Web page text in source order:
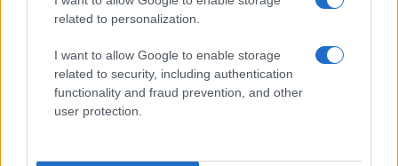
related to personalization.
I want to allow Google to enable storage
related to security, including authentication
functionality and fraud prevention, and other
user protection.